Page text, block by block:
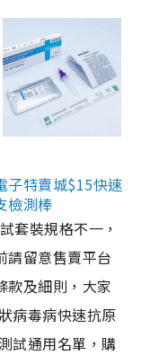
子特賣城$15快速
檢測棒
套裝規格不一，
請留意售賣平台
款及細則，大家
病毒病快速抗原
試通用名單，購